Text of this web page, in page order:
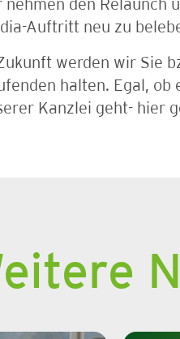
nehmen den Relaunch
Auftritt neu zu
werden wir Sie
halten. Egal, ob
Kanzlei geht- hier